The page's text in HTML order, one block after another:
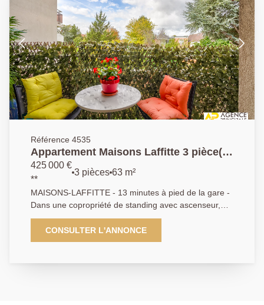
Référence 4535
Appartement Maisons Laffitte 3 pièce(s)
65 m2
425 000 €
**
3 pièces 63 m²
MAISONS-LAFFITTE - 13 minutes à pied de la gare -
Dans une copropriété de standing avec ascenseur,
appartement composé : Entrée avec placard - Séjour
double ouvrant sur balcon filant sans vis à vis -
Cuisine aménagée et équipée - Chambre avec
CONSULTER L'ANNONCE